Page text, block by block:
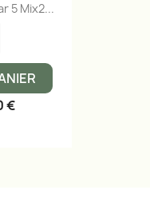
5 Mix2...
€